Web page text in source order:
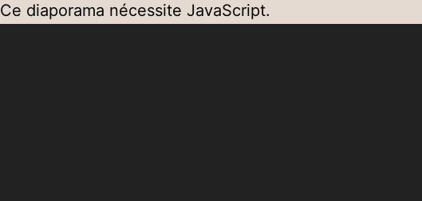
Ce diaporama nécessite JavaScript.